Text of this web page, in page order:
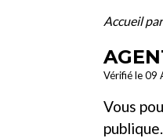
Accueil
Vérifié le 09
Vous
publique.